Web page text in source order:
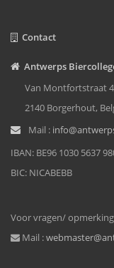
Contact
Antwerps
Van Montfortstraat
2140 Borgerhout,
Mail :
IBAN: BE96 1030 5637
BIC: NICABEBB
Voor vragen/
Mail :